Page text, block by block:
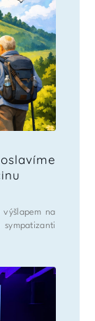
výšlapem na